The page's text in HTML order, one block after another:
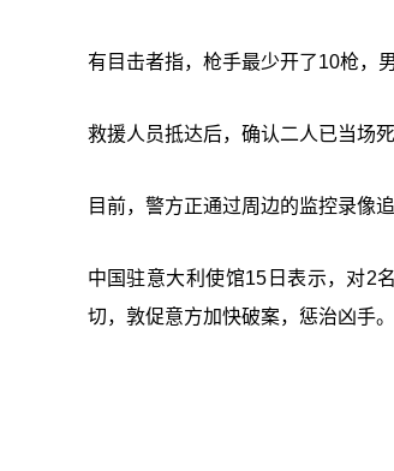
有目击者指，枪手最少开了10枪，
救援人员抵达后，确认二人已当场
目前，警方正通过周边的监控录像
中国驻意大利使馆15日表示，对2
切，敦促意方加快破案，惩治凶手。